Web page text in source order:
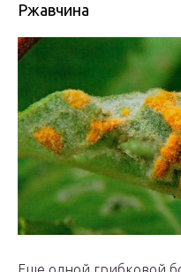
Ржавчина